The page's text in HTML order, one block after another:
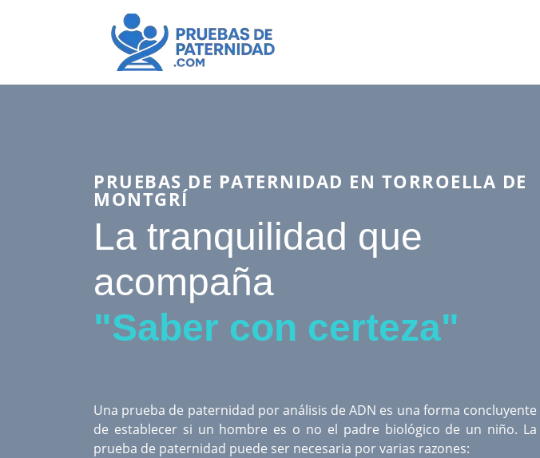
PRUEBAS DE PATERNIDAD EN TORROELLA DE
MONTGRÍ
La tranquilidad que
acompaña
"Saber con certeza"
Una prueba de paternidad por análisis de ADN es una forma concluyente
de establecer si un hombre es o no el padre biológico de un niño. La
prueba de paternidad puede ser necesaria por varias razones: